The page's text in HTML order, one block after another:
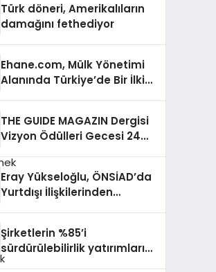
Türk döneri, Amerikalıların
damağını fethediyor
Ehane.com, Mülk Yönetimi
Alanında Türkiye’de Bir İlki
THE GUIDE MAGAZIN Dergisi
Vizyon Ödülleri Gecesi 24
Eray Yükseloğlu, ÖNSİAD’da
Yurtdışı İlişkilerinden
Şirketlerin %85’i
sürdürülebilirlik yatırımlarını
artırdı